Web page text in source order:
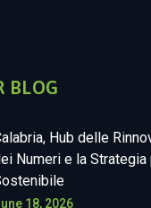
BLOG
Hub delle
Numeri e la Strategia
18, 2026